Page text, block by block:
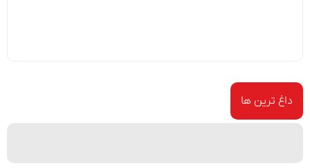
داغ ترین ها